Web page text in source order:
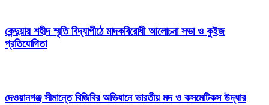
কেন্দুয়ায় শহীদ স্মৃতি বিদ্যাপীঠে মাদকবিরোধী আলোচনা সভা ও কুইজ
প্রতিযোগিতা
দেওয়ানগঞ্জ সীমান্তে বিজিবির অভিযানে ভারতীয় মদ ও কসমেটিকস উদ্ধার